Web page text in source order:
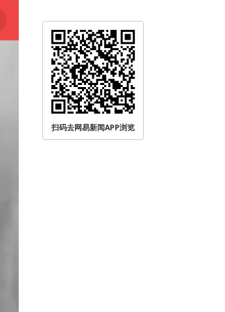
扫码去网易新闻APP浏览